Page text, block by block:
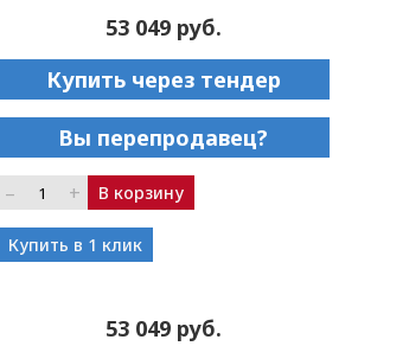
53 049 руб.
Купить через тендер
Вы перепродавец?
– + В корзину
Купить в 1 клик
53 049 руб.